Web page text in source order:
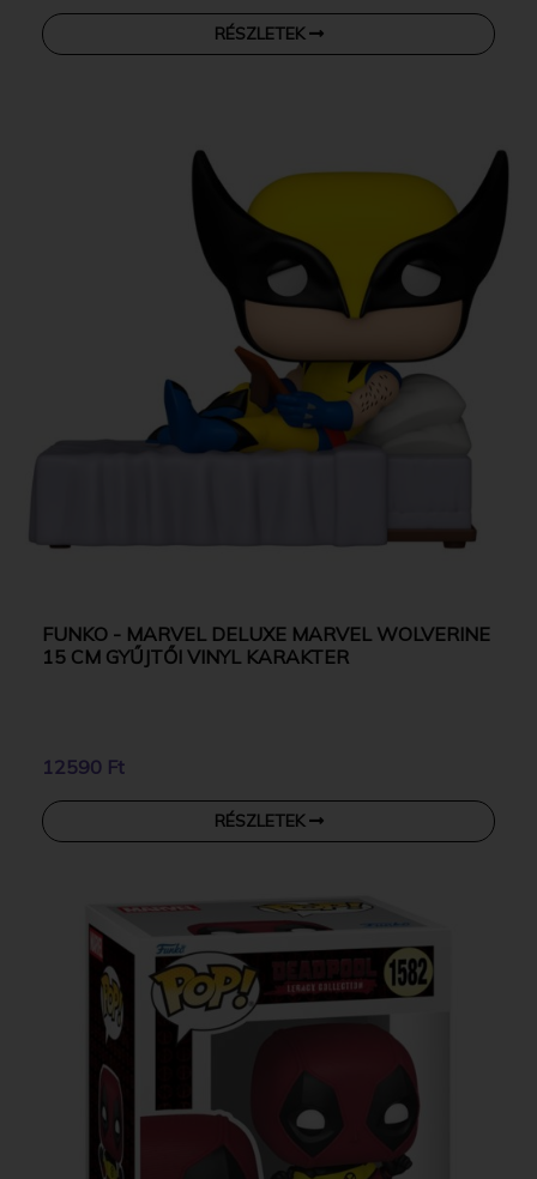
RÉSZLETEK
FUNKO - MARVEL DELUXE MARVEL WOLVERINE
15 CM GYŰJTŐI VINYL KARAKTER
12590 Ft
RÉSZLETEK